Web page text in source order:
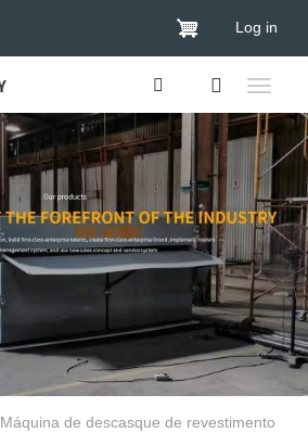
Log in
Máquina de descasque de revestimento